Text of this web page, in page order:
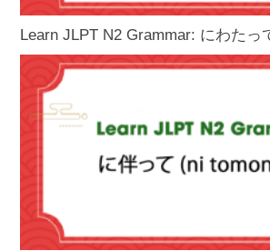
Learn JLPT N2 Grammar: にわたっ